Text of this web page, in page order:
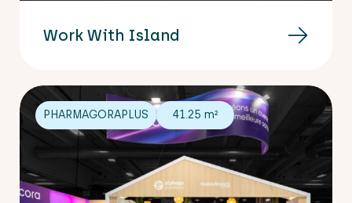
Work With Island
PHARMAGORAPLUS 41.25 m²